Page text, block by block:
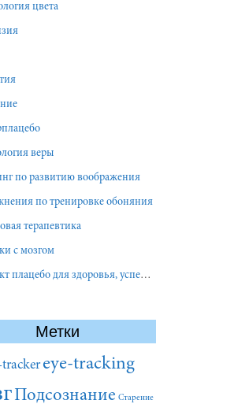
цвета
веры
по развитию воображения
по тренировке обоняния
терапевтика
с мозгом
для здоровья, успеха и отношений
Метки
tracker eye-tracking
Подсознание Старение